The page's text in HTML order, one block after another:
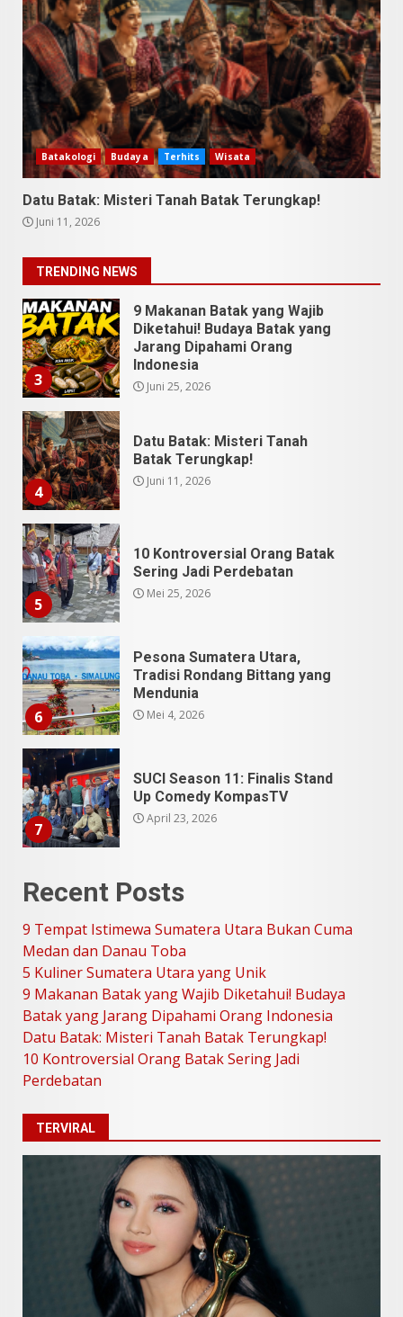
Batakologi Budaya Terhits Wisata
Datu Batak: Misteri Tanah Batak Terungkap!
Juni 11, 2026
TRENDING NEWS
1
Danau Toba
Juli 31, 2026
2
5 Kuliner Sumatera Utara yang
Unik
Juli 13, 2026
3
9 Makanan Batak yang Wajib
4
Datu Batak: Misteri Tanah
Batak Terungkap!
Juni 11, 2026
5
10 Kontroversial Orang Batak
Sering Jadi Perdebatan
Mei 25, 2026
6
Pesona Sumatera Utara,
Tradisi Rondang Bittang yang
Mendunia
Mei 4, 2026
7
SUCI Season 11: Finalis Stand
Up Comedy KompasTV
1
9 Tempat Istimewa Sumatera
Utara Bukan Cuma Medan dan
Danau Toba
Juli 31, 2026
5 Kuliner Sumatera Utara yang
Juli 13, 2026
3
9 Makanan Batak yang Wajib
Diketahui! Budaya Batak yang
Jarang Dipahami Orang
Indonesia
Juni 25, 2026
Juni 11, 2026
10 Kontroversial Orang Batak
Sering Jadi Perdebatan
Mei 25, 2026
Recent Posts
9 Tempat Istimewa Sumatera Utara Bukan Cuma
Medan dan Danau Toba
5 Kuliner Sumatera Utara yang Unik
9 Makanan Batak yang Wajib Diketahui! Budaya
Batak yang Jarang Dipahami Orang Indonesia
Datu Batak: Misteri Tanah Batak Terungkap!
10 Kontroversial Orang Batak Sering Jadi
Perdebatan
TERVIRAL